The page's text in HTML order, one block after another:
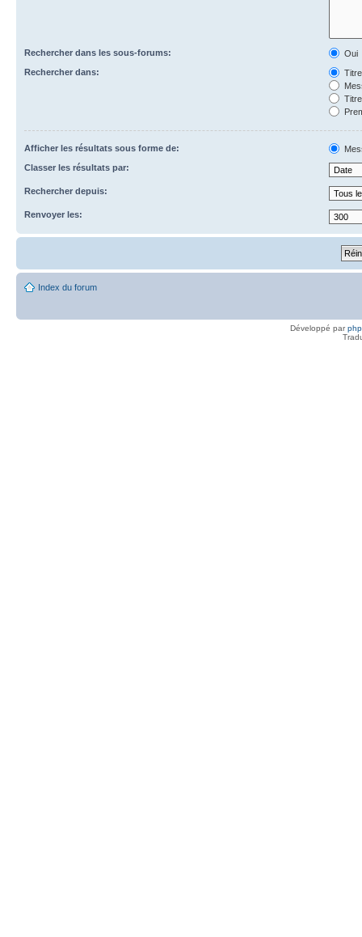
Rechercher dans les sous-forums:
Oui
Rechercher dans:
Afficher les résultats sous forme de:
Classer les résultats par:
Rechercher depuis:
Renvoyer les:
Index du forum
Développé par